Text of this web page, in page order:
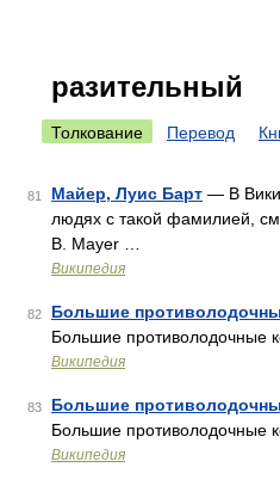
разительный
Толкование Перевод
81 Майер, Луис Барт — В
людях с такой фамилией,
B. Mayer …
Википедия
82 Большие
Большие противолодочные
Википедия
83 Большие
Большие противолодочные
Википедия